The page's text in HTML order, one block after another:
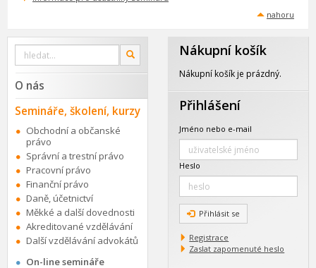
nahoru
Vyhledat
webu
OK
O nás
Semináře, školení, kurzy
Obchodní a občanské
právo
Správní a trestní právo
Pracovní právo
Finanční právo
Daně, účetnictví
Měkké a další dovednosti
Akreditované vzdělávání
Další vzdělávání advokátů
On-line semináře
Nákupní košík
Nákupní košík je prázdný.
Přihlášení
Jméno nebo e-mail
Heslo
Přihlásit se
Registrace
Zaslat zapomenuté heslo